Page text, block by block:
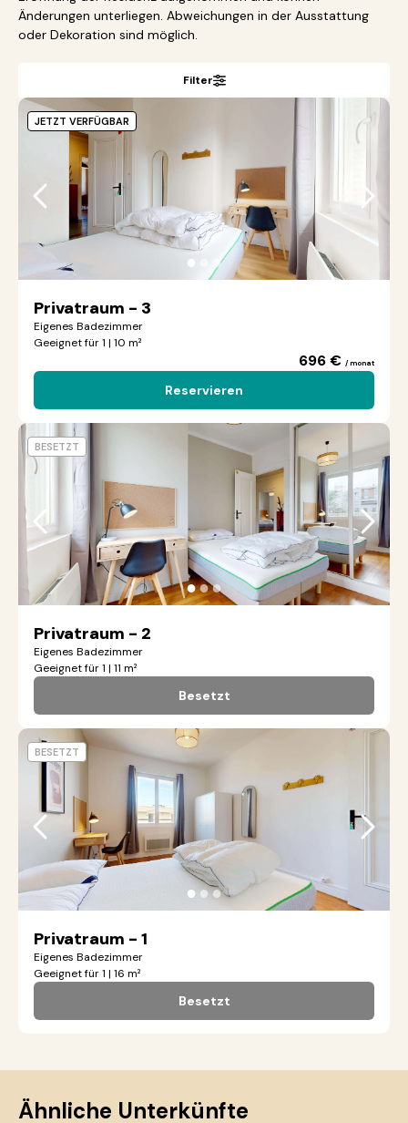
Änderungen unterliegen. Abweichungen in der Ausstattung
oder Dekoration sind möglich.
Filter
● ●
Privatraum - 3
Eigenes Badezimmer
Geeignet für 1 | 10 m²
696 € / monat
Reservieren
JETZT VERFÜGBAR
●●●
Privatraum - 2
Eigenes Badezimmer
Geeignet für 1 | 11 m²
Besetzt
BESETZT
●●●
Privatraum - 1
Eigenes Badezimmer
Geeignet für 1 | 16 m²
Besetzt
BESETZT
Ähnliche Unterkünfte